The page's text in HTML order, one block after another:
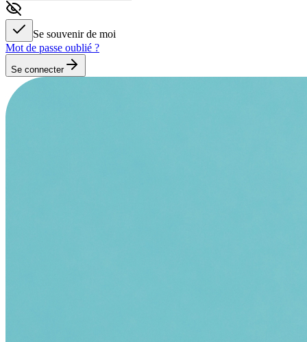
Se souvenir de moi
Mot de passe oublié ?
Se connecter